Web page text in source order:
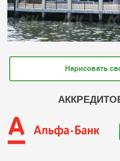
Нарисовать